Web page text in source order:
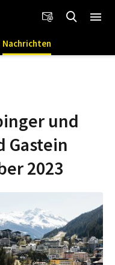
Nachrichten
und
Gastein
2023